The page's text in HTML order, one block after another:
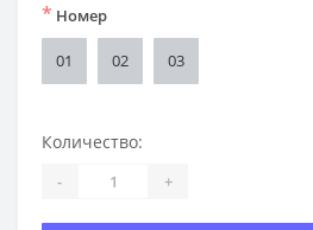
* Номер
01 02 03
Количество:
- +